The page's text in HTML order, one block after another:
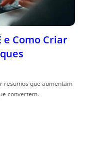
e Como Criar
resumos que aumentam
convertem.